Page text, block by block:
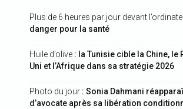
Plus de 6 heures par jour devant
danger pour la santé
Huile d’olive : la Tunisie cible la Chine, le
Uni et l’Afrique dans sa stratégie 2026
Photo du jour : Sonia Dahmani
d’avocate après sa libération